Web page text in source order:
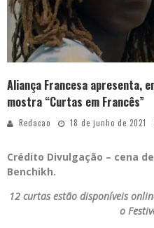
Aliança Francesa apresenta,
mostra “Curtas em Francês”
Redacao 18 de junho de 2021
Crédito Divulgação – cena
Benchikh.
12 curtas estão disponíveis
o